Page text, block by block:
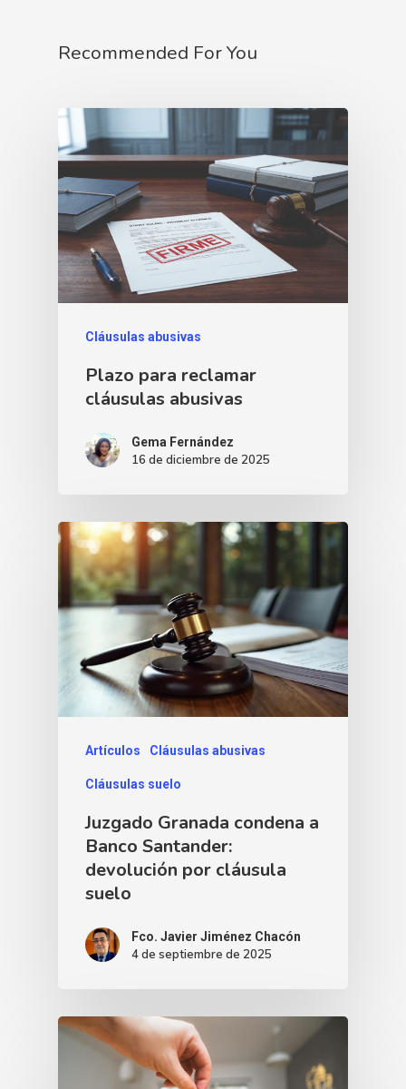
Recommended For You
Cláusulas abusivas
Plazo para reclamar
cláusulas abusivas
Gema Fernández
16 de diciembre de 2025
Artículos Cláusulas abusivas
Cláusulas suelo
Juzgado Granada condena a
Banco Santander:
devolución por cláusula
suelo
Fco. Javier Jiménez Chacón
4 de septiembre de 2025